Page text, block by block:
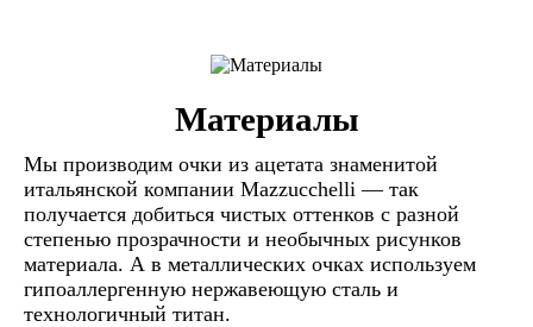
Материалы
Мы производим очки из ацетата знаменитой
итальянской компании Mazzucchelli — так
получается добиться чистых оттенков с разной
степенью прозрачности и необычных рисунков
материала. А в металлических очках используем
гипоаллергенную нержавеющую сталь и
технологичный титан.